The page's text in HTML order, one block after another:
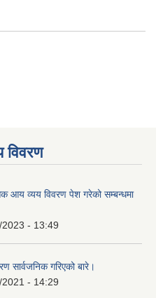
आय व्यय विवरण पेश गरेको सम्बन्धमा
2023 - 13:49
सार्वजनिक गरिएको बारे।
- 14:29